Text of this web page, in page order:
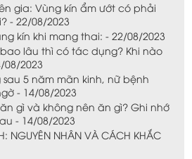
gia: Vùng kín ẩm ướt có phải
- 22/08/2023
kín khi mang thai: - 22/08/2023
lâu thì có tác dụng? Khi nào
2023
5 năm mãn kinh, nữ bệnh
- 14/08/2023
gì và không nên ăn gì? Ghi nhớ
- 14/08/2023
NGUYÊN NHÂN VÀ CÁCH KHẮC